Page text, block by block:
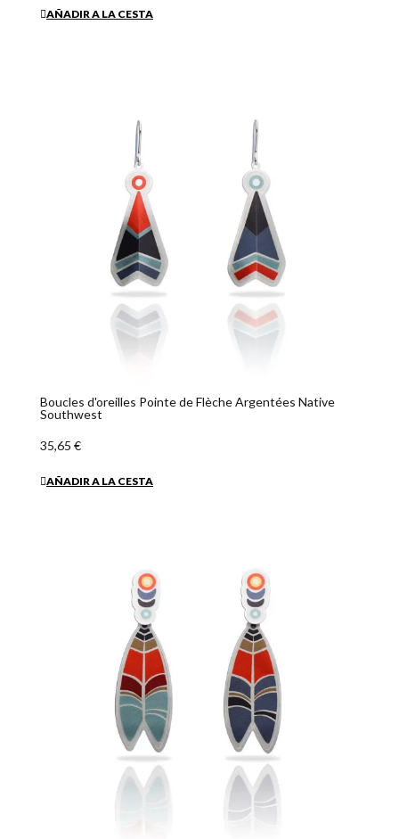
AÑADIR A LA CESTA
Boucles d'oreilles Pointe de Flèche Argentées Native
Southwest
35,65 €
AÑADIR A LA CESTA